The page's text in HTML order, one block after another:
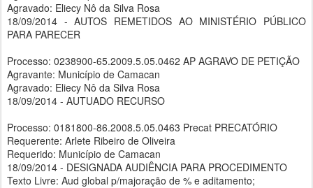
Agravado: Eliecy Nô da Silva Rosa
18/09/2014 - AUTOS REMETIDOS AO MINISTÉRIO PÚBLICO
PARA PARECER
Processo: 0238900-65.2009.5.05.0462 AP AGRAVO DE PETIÇÃO
Agravante: Município de Camacan
Agravado: Eliecy Nô da Silva Rosa
18/09/2014 - AUTUADO RECURSO
Processo: 0181800-86.2008.5.05.0463 Precat PRECATÓRIO
Requerente: Arlete Ribeiro de Oliveira
Requerido: Município de Camacan
18/09/2014 - DESIGNADA AUDIÊNCIA PARA PROCEDIMENTO
Texto Livre: Aud global p/majoração de % e aditamento;